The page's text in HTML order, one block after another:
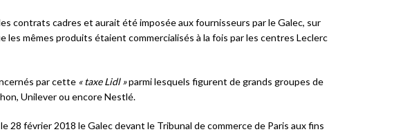
contrats cadres et aurait été imposée aux fournisseurs par le Galec, sur
les mêmes produits étaient commercialisés à la fois par les centres Leclerc
par cette « taxe Lidl »parmi lesquels figurent de grands groupes de
Unilever ou encore Nestlé.
28 février 2018 le Galec devant le Tribunal de commerce de Paris aux fins